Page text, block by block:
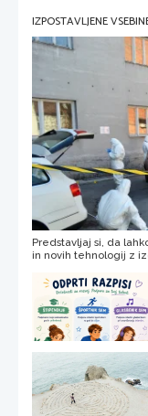
IZPOSTAVLJENE
Predstavljaj si, da
in novih tehnologij z